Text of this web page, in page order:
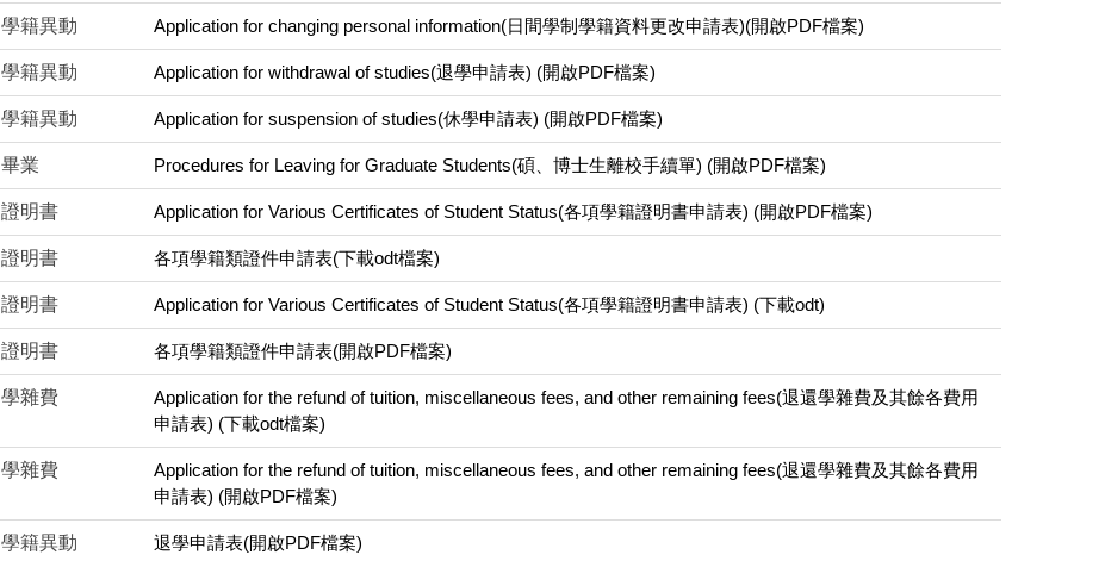
學籍異動 Application for changing personal information(日間學制學籍資料更改申請表)(開啟PDF檔案)
學籍異動 Application for withdrawal of studies(退學申請表) (開啟PDF檔案)
學籍異動 Application for suspension of studies(休學申請表) (開啟PDF檔案)
畢業 Procedures for Leaving for Graduate Students(碩、博士生離校手續單) (開啟PDF檔案)
證明書 Application for Various Certificates of Student Status(各項學籍證明書申請表) (開啟PDF檔案)
證明書 各項學籍類證件申請表(下載odt檔案)
證明書 Application for Various Certificates of Student Status(各項學籍證明書申請表) (下載odt)
證明書 各項學籍類證件申請表(開啟PDF檔案)
學雜費
Application for the refund of tuition, miscellaneous fees, and other remaining fees(退還學雜費及其餘各費用
申請表) (下載odt檔案)
學雜費
Application for the refund of tuition, miscellaneous fees, and other remaining fees(退還學雜費及其餘各費用
申請表) (開啟PDF檔案)
學籍異動 退學申請表(開啟PDF檔案)